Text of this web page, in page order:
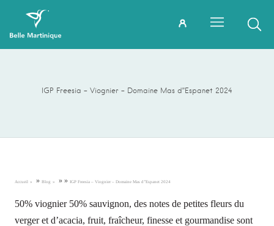
IGP Freesia – Viognier – Domaine Mas d’’Espanet 2024
Accueil » Blog » » IGP Freesia – Viognier – Domaine Mas d’’Espanet 2024
50% viognier 50% sauvignon, des notes de petites fleurs du
verger et d’acacia, fruit, fraîcheur, finesse et gourmandise sont